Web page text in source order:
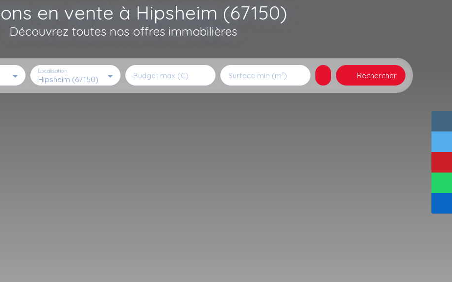
en vente à Hipsheim (67150)
Découvrez toutes nos offres immobilières
Hipsheim (67150)
Localisation Budget max (€) Surface min (m²) Rechercher